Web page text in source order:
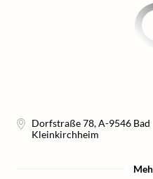
Dorfstraße 78,A-9546 Bad
Kleinkirchheim